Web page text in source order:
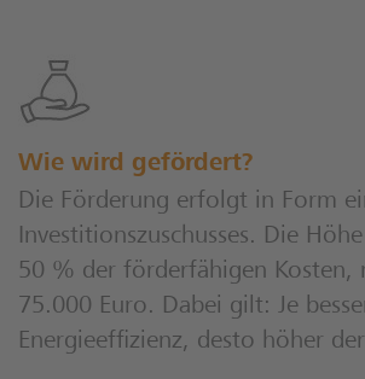
Wie wird gefördert?
Die Förderung erfolgt in Form
Investitionszuschusses. Die
50 % der förderfähigen Kosten,
75.000 Euro. Dabei gilt: Je
Energieeffizienz, desto höher der